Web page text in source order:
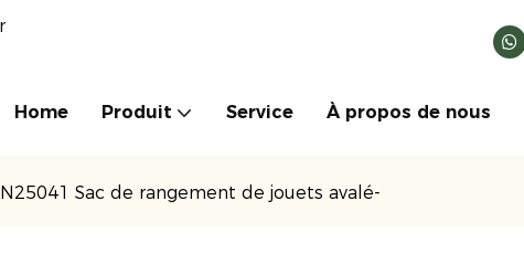
Home Produit Service À propos de nous
Sac de rangement de jouets avalé-